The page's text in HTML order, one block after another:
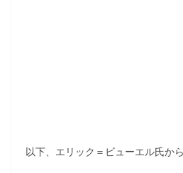
以下、エリック＝ビューエル氏か